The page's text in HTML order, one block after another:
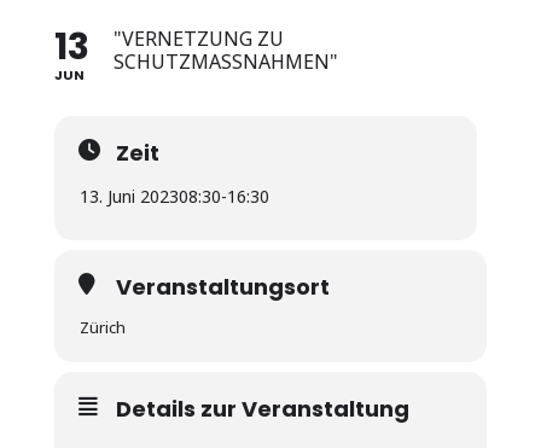
13
JUN
"VERNETZUNG ZU
SCHUTZMASSNAHMEN"
Zeit
13. Juni 202308:30-16:30
Veranstaltungsort
Zürich
Details zur Veranstaltung